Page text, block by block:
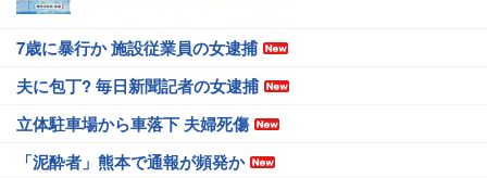
7歳に暴行か 施設従業員の女逮捕
夫に包丁? 毎日新聞記者の女逮捕
立体駐車場から車落下 夫婦死傷
「泥酔者」熊本で通報が頻発か